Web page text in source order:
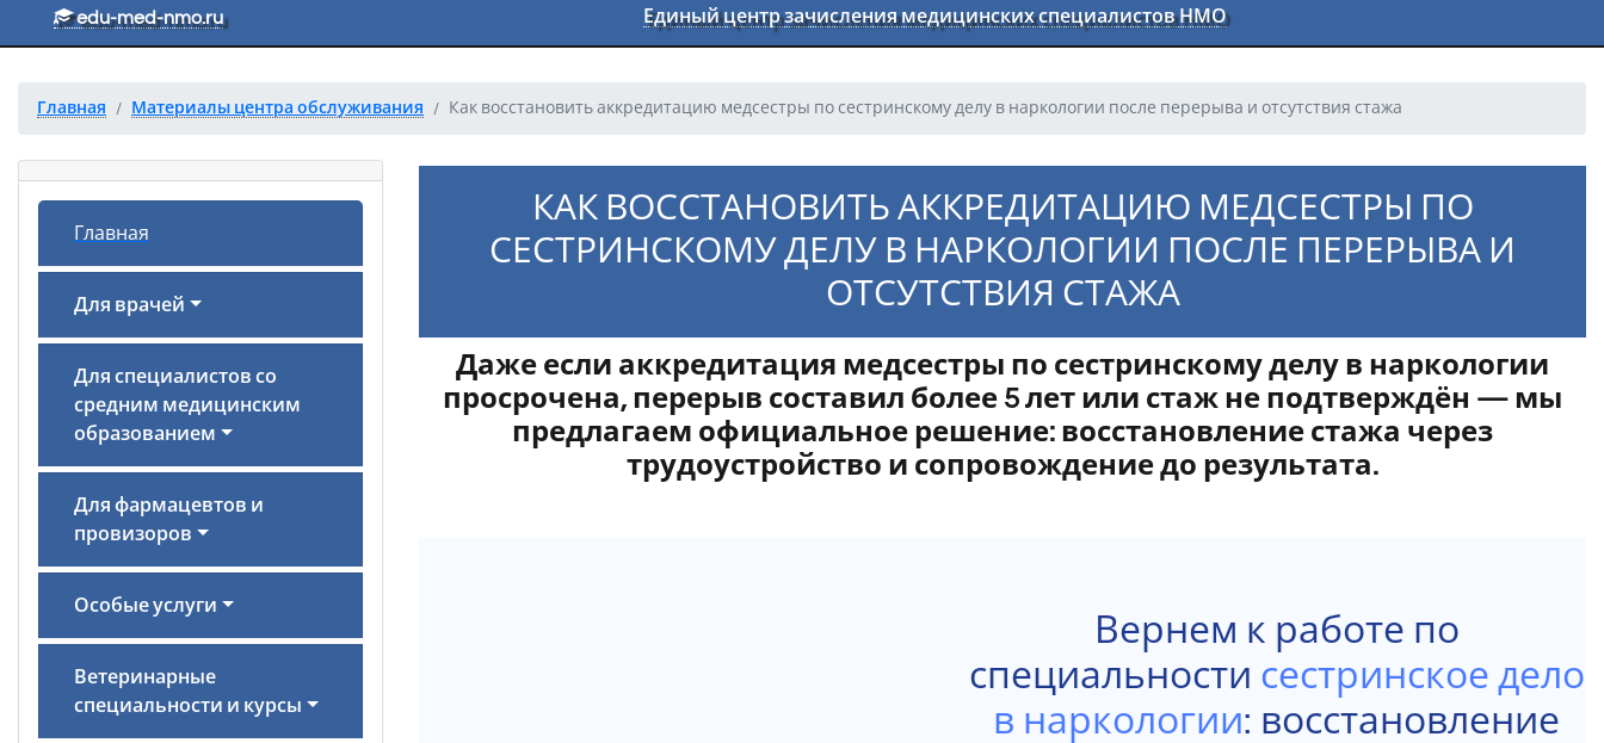
Перейти к основному тексту
edu-med-nmo.ru Единый центр зачисления медицинских специалистов НМО
Главная Материалы центра обслуживания Как восстановить аккредитацию медсестры по сестринскому делу в наркологии после перерыва и отсутствия стажа
Главная
Для врачей
Для специалистов со
средним медицинским
образованием
Для фармацевтов и
провизоров
Особые услуги
Ветеринарные
специальности и курсы
КАК ВОССТАНОВИТЬ АККРЕДИТАЦИЮ МЕДСЕСТРЫ ПО
СЕСТРИНСКОМУ ДЕЛУ В НАРКОЛОГИИ ПОСЛЕ ПЕРЕРЫВА И
ОТСУТСТВИЯ СТАЖА
Даже если аккредитация медсестры по сестринскому делу в наркологии
просрочена, перерыв составил более 5 лет или стаж не подтверждён — мы
предлагаем официальное решение: восстановление стажа через
трудоустройство и сопровождение до результата.
Вернем к работе по
специальности сестринское дело
в наркологии: восстановление